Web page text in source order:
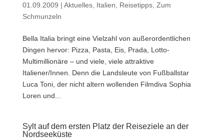
01.09.2009 | Aktuelles, Italien Reisetipps, Zum
Schmunzeln
Bella Italia bringt eine Vielzahl von außerordentlichen
Dingen hervor: Pizza, Pasta, Eis, Prada, Lotto-
Multimillionäre – und viele, viele attraktive
Italiener/Innen. Denn die Landsleute von Fußballstar
Luca Toni, der nicht altern wollenden Filmdiva Sophia
Loren und...
Sylt auf dem ersten Platz der Reiseziele an der
Nordseeküste